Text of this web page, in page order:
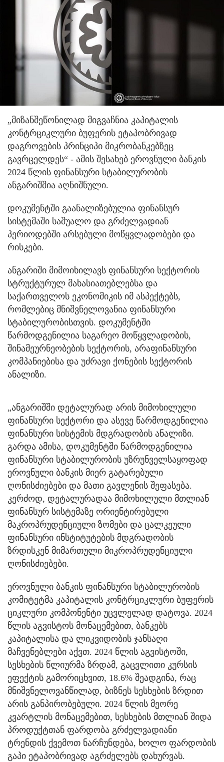
„მიზანშეწონილად მიგვაჩნია კაპიტალის
კონტრციკლური ბუფერის ეტაპობრივად
დაგროვების პრინციპი მიკრობანკებზეც
გავრცელდეს“ - ამის შესახებ ეროვნული ბანკის
2024 წლის ფინანსური სტაბილურობის
ანგარიშშია აღნიშნული.
დოკუმენტში გაანალიზებულია ფინანსურ
სისტემაში საშუალო და გრძელვადიან
პერიოდებში არსებული მოწყვლადობები და
რისკები.
ანგარიში მიმოიხილავს ფინანსური სექტორის
სტრუქტურულ მახასიათებლებსა და
საქართველოს ეკონომიკის იმ ასპექტებს,
რომლებიც მნიშვნელოვანია ფინანსური
სტაბილურობისთვის. დოკუმენტში
წარმოდგენილია საგარეო მოწყვლადობის,
შინამეურნეობების სექტორის, არაფინანსური
კომპანიებისა და უძრავი ქონების სექტორის
ანალიზი.
„ანგარიშში დეტალურად არის მიმოხილული
ფინანსური სექტორი და ასევე წარმოდგენილია
ფინანსური სისტემის მდგრადობის ანალიზი.
გარდა ამისა, დოკუმენტში წარმოდგენილია
ფინანსური სტაბილურობის უზრუნველსაყოფად
ეროვნული ბანკის მიერ გატარებული
ღონისძიებები და მათი გავლენის შეფასება.
კერძოდ, დეტალურადაა მიმოხილული მთლიან
ფინანსურ სისტემაზე ორიენტირებული
მაკროპრუდენციული ზომები და ცალკეული
ფინანსური ინსტიტუტების მდგრადობის
ზრდისკენ მიმართული მიკროპრუდენციული
ღონისძიებები.
ეროვნული ბანკის ფინანსური სტაბილურობის
კომიტეტმა კაპიტალის კონტრციკლური ბუფერის
ციკლური კომპონენტი უცვლელად დატოვა. 2024
წლის აგვისტოს მონაცემებით, ბანკებს
კაპიტალისა და ლიკვიდობის ჯანსაღი
მაჩვენებლები აქვთ. 2024 წლის აგვისტოში,
სესხების წლიურმა ზრდამ, გაცვლითი კურსის
ეფექტის გამორიცხვით, 18.6% შეადგინა, რაც
მნიშვნელოვანწილად, ბიზნეს სესხების ზრდით
არის განპირობებული. 2024 წლის მეორე
კვარტლის მონაცემებით, სესხების მთლიან შიდა
პროდუქტთან ფარდობა გრძელვადიანი
ტრენდის ქვემოთ ნარჩუნდება, ხოლო ფარდობის
გაპი ეტაპობრივად აგრძელებს დახურვას.